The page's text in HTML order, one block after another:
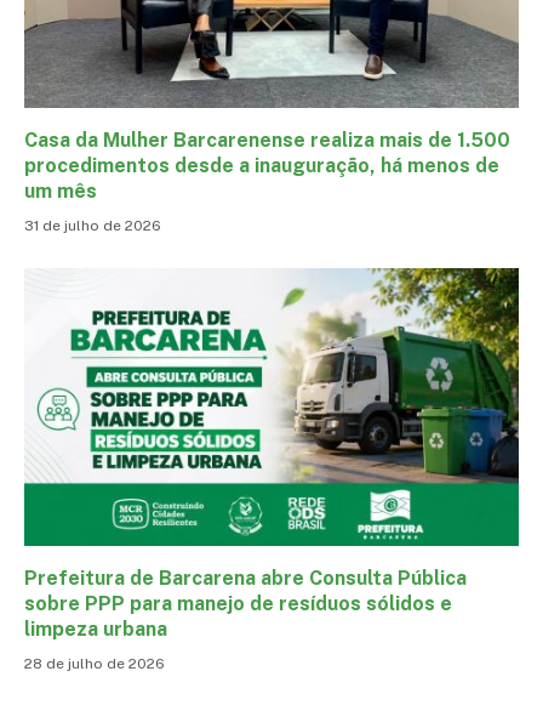
Casa da Mulher Barcarenense realiza mais de 1.500
procedimentos desde a inauguração, há menos de
um mês
31 de julho de 2026
Prefeitura de Barcarena abre Consulta Pública
sobre PPP para manejo de resíduos sólidos e
limpeza urbana
28 de julho de 2026